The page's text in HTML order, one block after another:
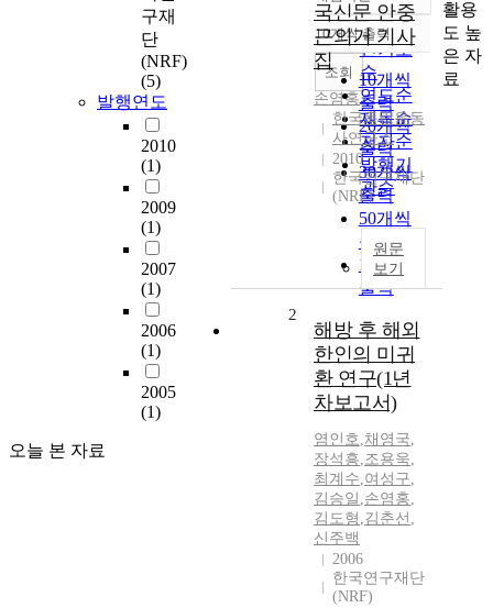
구재
단
(NRF)
(5)
발행연도
2010
(1)
2009
(1)
2007
(1)
2006
(1)
2005
(1)
오늘 본 자료
순
인기도
순
연도순
제목순
저자순
발행기
관순
내림차순
10개씩 출력
10개씩
출력
20개씩
출력
30개씩
출력
50개씩
출력
100개씩
출력
조회
국신문 안중
근의거 기사
집
손염홍
한국독립운동
사연구소
2010
한국연구재단
(NRF)
원문
보기
2
해방 후 해외
한인의 미귀
환 연구(1년
차보고서)
염인호,채영국,
장석흥,조용욱,
최계수,여성구,
김승일 ,손염홍,
김도형 ,김춘선 ,
신주백
2006
한국연구재단
(NRF)
활용
도 높
은 자
료